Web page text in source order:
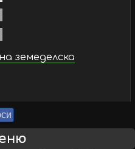
земеделска